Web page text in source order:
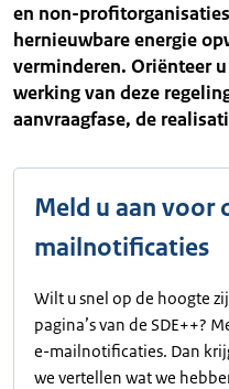
en non-
hernieuwbare energie
verminderen. Oriënteer
werking van deze
aanvraagfase, de
Meld u aan voor
mailnotificaties
Wilt u snel op de hoogte
pagina’s van de SDE++?
e-mailnotificaties. Dan
we vertellen wat we